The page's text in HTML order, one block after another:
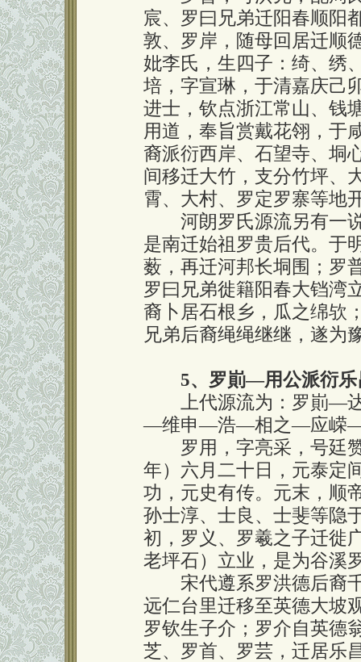
宸、罗曰兄弟迁阳春顺阳
敦、罗岸，随母回居迁顺
妣李氏，生四子：绮、绣
培，字宣琳，于清嘉庆己
进士，钦点浙江常山、钱
用道，奉旨赏戴花翎，于
裔派衍西岸、石望寺、垌
间移迁大竹，支分竹坪、
霄、大村、罗定罗寨等地
河朗罗氏源流另有一说
是南迁始祖罗贵后代。于
薮，再迁河邦长垌围；罗
罗曰兄弟徙籍阳春大铛湾
裔卜居石根乡，瓜之绵欤
兄弟后裔绳绳继继，遂为
5、罗崱—用公派衍乐
上代源流为：罗崱—
—维申—浩—相之—应嵘
罗用，字亮采，号廷赞
年）六月二十日，元泰定
功，元史有传。元末，顺
孙士淳、士良、士斐等隐
初，罗义、罗羲之子迁徙
老坪石）立业，是为谷溪
宋代遵系罗洪德后裔千
远仁台里迁移至英德大坡
罗钦生子介；罗介自英德
芝、罗首、罗芸，迁居乐